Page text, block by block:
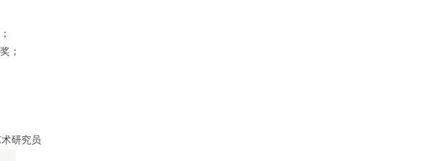
；
研究员